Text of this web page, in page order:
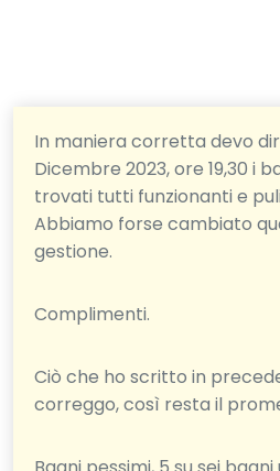
In maniera corretta devo
Dicembre 2023, ore 19,30 i
trovati tutti funzionanti e
Abbiamo forse cambiato
gestione.
Complimenti.
Ciò che ho scritto in
correggo, così resta il